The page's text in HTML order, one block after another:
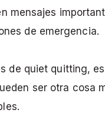
mensajes
de emergencia.
de quiet quitting,
ser otra cosa